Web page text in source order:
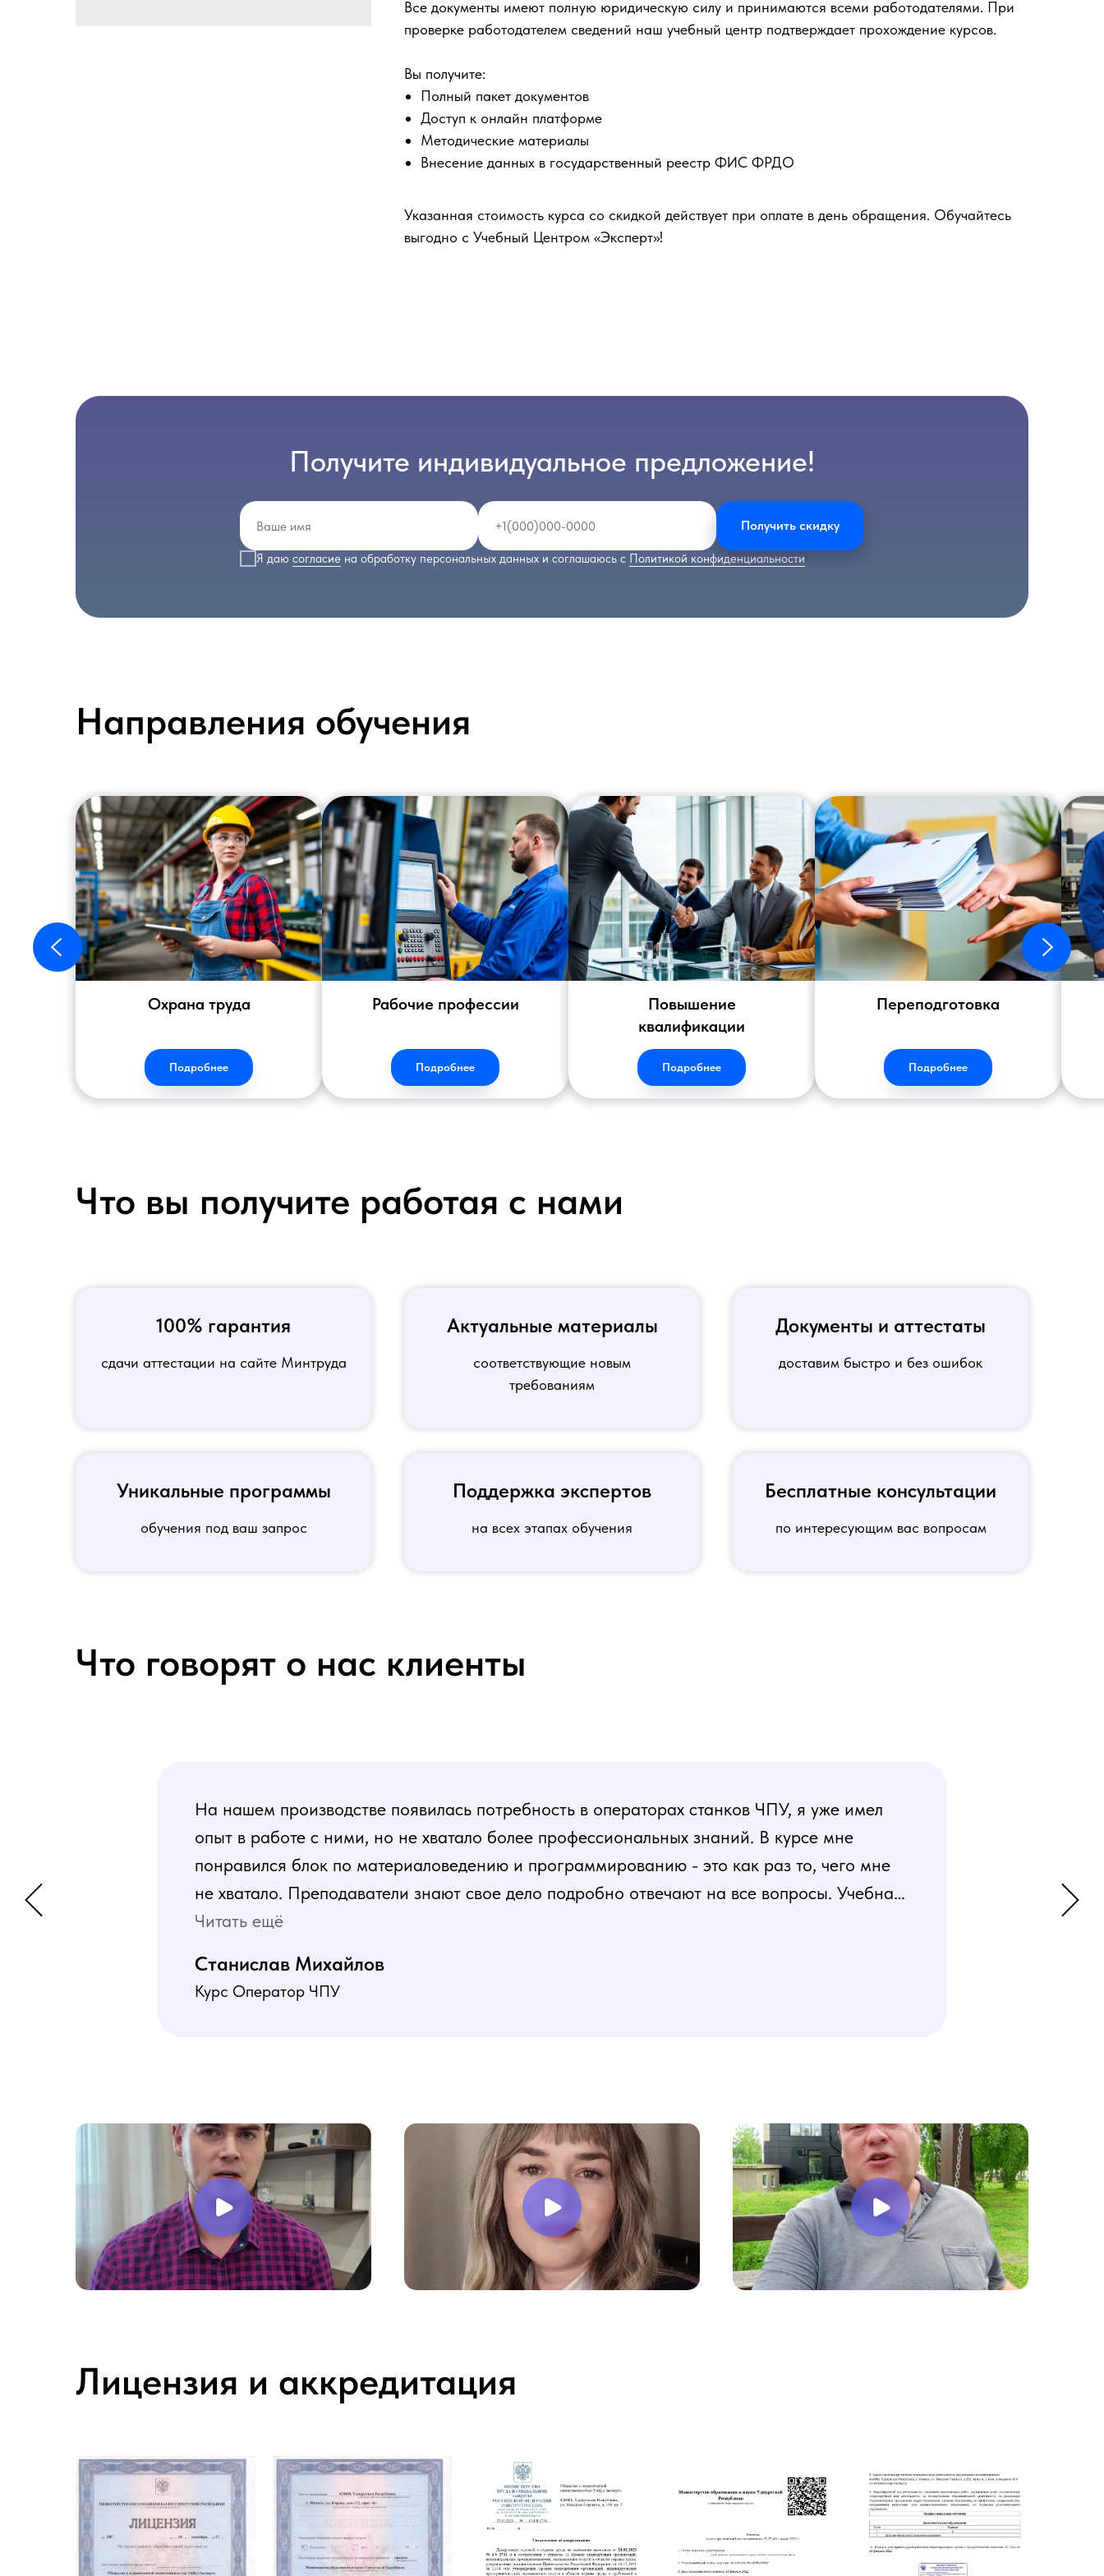
Все документы имеют полную юридическую силу и принимаются всеми работодателями. При
проверке работодателем сведений наш учебный центр подтверждает прохождение курсов.
Вы получите:
Полный пакет документов
Доступ к онлайн платформе
Методические материалы
Внесение данных в государственный реестр ФИС ФРДО
Указанная стоимость курса со скидкой действует при оплате в день обращения. Обучайтесь
выгодно с Учебный Центром «Эксперт»!
Получите индивидуальное предложение!
Я даю согласие на обработку персональных данных и соглашаюсь с Политикой конфиденциальности
Получить скидку
Направления обучения
Охрана труда
Подробнее
Рабочие профессии
Подробнее
Повышение
квалификации
Подробнее
Переподготовка
Подробнее
Что вы получите работая с нами
100% гарантия
сдачи аттестации на сайте Минтруда
Актуальные материалы
соответствующие новым
требованиям
Документы и аттестаты
доставим быстро и без ошибок
Уникальные программы
обучения под ваш запрос
Поддержка экспертов
на всех этапах обучения
Бесплатные консультации
по интересующим вас вопросам
Что говорят о нас клиенты
На нашем производстве появилась потребность в операторах станков ЧПУ, я уже имел
опыт в работе с ними, но не хватало более профессиональных знаний. В курсе мне
понравился блок по материаловедению и программированию - это как раз то, чего мне
не хватало. Преподаватели знают свое дело подробно отвечают на все вопросы. Учебная
программа пошаговая и постепенная, это очень облегчает процесс усвоения материала.
Читать ещё
Станислав Михайлов
Курс Оператор ЧПУ
Лицензия и аккредитация